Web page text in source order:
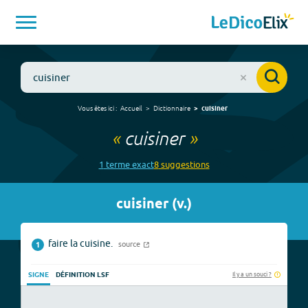
Vous êtes ici : Accueil Dictionnaire cuisiner
« cuisiner»
1 termeexact8suggestions
cuisiner(v.)
1 faire la cuisine. source
SIGNE DÉFINITION LSF Il y a un souci ?